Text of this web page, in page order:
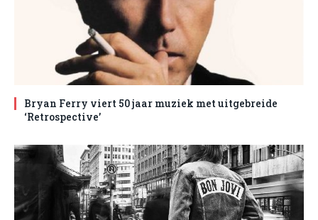
Bryan Ferry viert 50 jaar muziek met uitgebreide
‘Retrospective’